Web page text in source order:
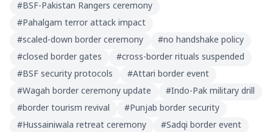
#BSF-Pakistan Rangers ceremony
#Pahalgam terror attack impact
#scaled-down border ceremony #no handshake policy
#closed border gates #cross-border rituals suspended
#BSF security protocols #Attari border event
#Wagah border ceremony update #Indo-Pak military drill
#border tourism revival #Punjab border security
#Hussainiwala retreat ceremony #Sadqi border event